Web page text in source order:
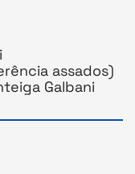
assados)
Galbani